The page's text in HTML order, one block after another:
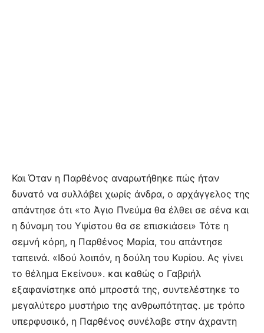
Και Όταν η Παρθένος αναρωτήθηκε πώς ήταν
δυνατό να συλλάβει χωρίς άνδρα, ο αρχάγγελος της
απάντησε ότι «το Άγιο Πνεύμα θα έλθει σε σένα και
η δύναμη του Υψίστου θα σε επισκιάσει» Τότε η
σεμνή κόρη, η Παρθένος Μαρία, του απάντησε
ταπεινά. «Ιδού λοιπόν, η δούλη του Κυρίου. Ας γίνει
το θέλημα Εκείνου». και καθώς ο Γαβριήλ
εξαφανίστηκε από μπροστά της, συντελέστηκε το
μεγαλύτερο μυστήριο της ανθρωπότητας. με τρόπο
υπερφυσικό, η Παρθένος συνέλαβε στην άχραντη